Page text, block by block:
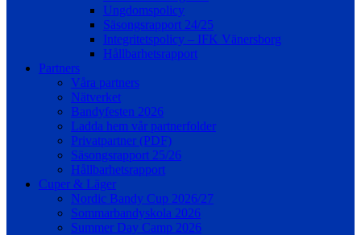
Ungdomspolicy
Säsongsrapport 24/25
Integritetspolicy – IFK Vänersborg
Hållbarhetsrapport
Partners
Våra partners
Nätverket
Bandyfesten 2026
Ladda hem vår partnerfolder
Privatpartner (PDF)
Säsongsrapport 25/26
Hållbarhetsrapport
Cuper & Läger
Nordic Bandy Cup 2026/27
Sommarbandyskola 2026
Summer Day Camp 2026